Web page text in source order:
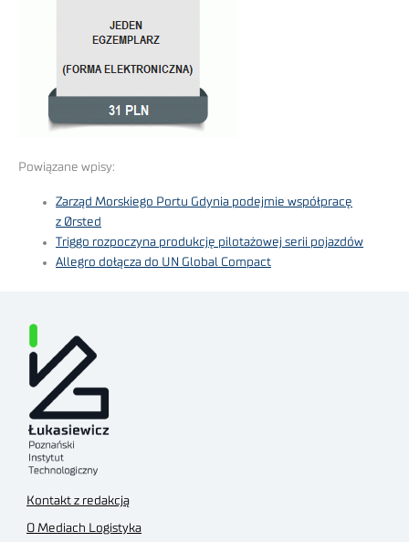
Powiązane wpisy:
Zarząd Morskiego Portu Gdynia podejmie współpracę
z Ørsted
Triggo rozpoczyna produkcję pilotażowej serii pojazdów
Allegro dołącza do UN Global Compact
Kontakt z redakcją
O Mediach Logistyka